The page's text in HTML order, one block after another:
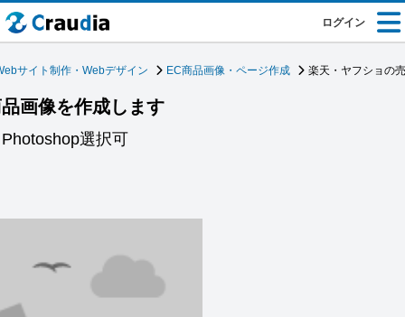
ログイン
サイト制作・Webデザイン EC商品画像・ページ作成 楽天・ヤフショの
画像を作成します
選択可